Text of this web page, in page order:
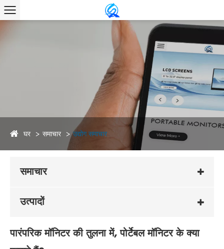
घर समाचार उद्योग समाचार
समाचार
उत्पादों
पारंपरिक मॉनिटर की तुलना में, पोर्टेबल मॉनिटर के क्या